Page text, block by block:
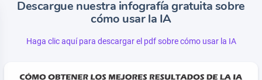
Descargue nuestra infografía gratuita sobre
cómo usar la IA
Haga clic aquí para descargar el pdf sobre cómo usar la IA